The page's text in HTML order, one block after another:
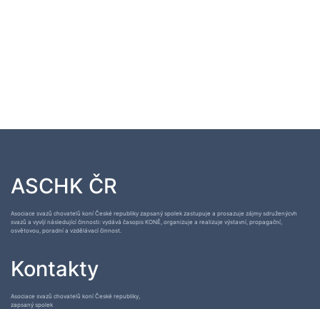
ASCHK ČR
Asociace svazů chovatelů koní České republiky zapsaný spolek zastupuje a prosazuje zájmy sdruženýcvh
svazů a vyvíjí následující činnosti: vydává časopis KONĚ, organizuje a realizuje výstavní, propagační,
osvětovou, poradní a vzdělávací činnost.
Kontakty
Asociace svazů chovatelů koní České republiky,
zapsaný spolek